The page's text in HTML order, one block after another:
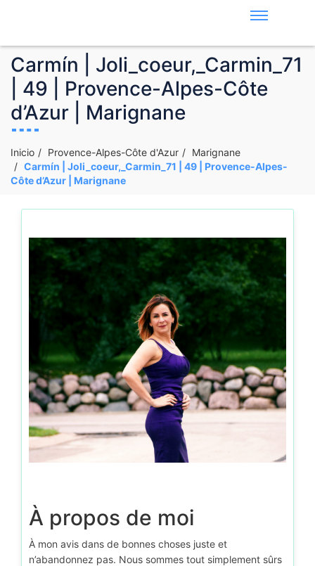
Carmín | Joli_coeur,_Carmin_71
| 49 | Provence-Alpes-Côte
d’Azur | Marignane
Inicio Provence-Alpes-Côte d'Azur
Marignane
Carmín | Joli_coeur,_Carmin_71 | 49 | Provence-Alpes-
Côte d’Azur | Marignane
À propos de moi
À mon avis dans de bonnes choses juste et
n’abandonnez pas. Nous sommes tout simplement sûrs